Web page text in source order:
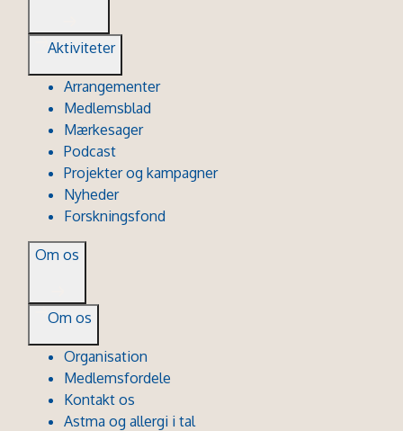
Aktiviteter
Arrangementer
Medlemsblad
Mærkesager
Podcast
Projekter og kampagner
Nyheder
Forskningsfond
Om os
Om os
Organisation
Medlemsfordele
Kontakt os
Astma og allergi i tal